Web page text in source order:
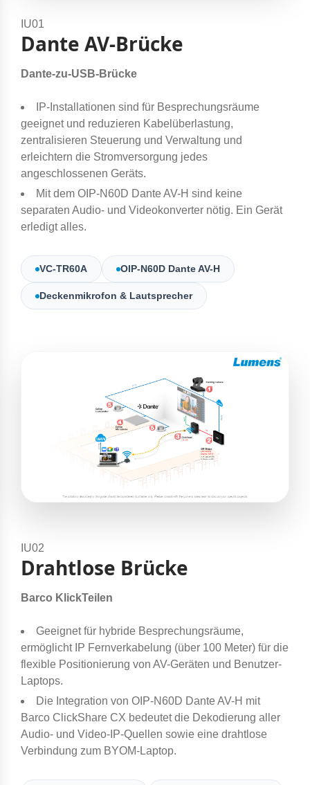
IU01
Dante AV-Brücke
Dante-zu-USB-Brücke
IP-Installationen sind für Besprechungsräume
geeignet und reduzieren Kabelüberlastung,
zentralisieren Steuerung und Verwaltung und
erleichtern die Stromversorgung jedes
angeschlossenen Geräts.
Mit dem OIP-N60D Dante AV-H sind keine
separaten Audio- und Videokonverter nötig. Ein Gerät
erledigt alles.
VC-TR60A OIP-N60D Dante AV-H
Deckenmikrofon & Lautsprecher
IU02
Drahtlose Brücke
Barco KlickTeilen
Geeignet für hybride Besprechungsräume,
ermöglicht IP Fernverkabelung (über 100 Meter) für die
flexible Positionierung von AV-Geräten und Benutzer-
Laptops.
Die Integration von OIP-N60D Dante AV-H mit
Barco ClickShare CX bedeutet die Dekodierung aller
Audio- und Video-IP-Quellen sowie eine drahtlose
Verbindung zum BYOM-Laptop.